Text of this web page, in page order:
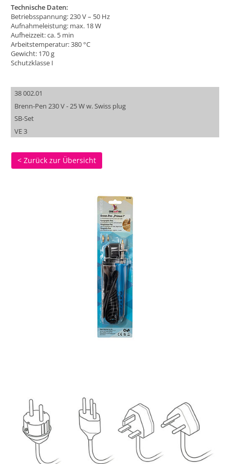
Technische Daten:
Betriebsspannung: 230 V – 50 Hz
Aufnahmeleistung: max. 18 W
Aufheizzeit: ca. 5 min
Arbeitstemperatur: 380 °C
Gewicht: 170 g
Schutzklasse I
38 002.01
Brenn-Pen 230 V - 25 W w. Swiss plug
SB-Set
VE 3
< Zurück zur Übersicht